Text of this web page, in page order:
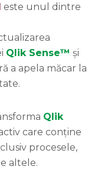
este unul dintre
Qlik Sense™ și
a apela măcar la
Qlik
care conține
procesele,
altele.